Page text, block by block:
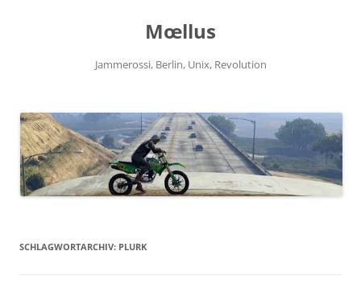
Mœllus
Jammerossi, Berlin, Unix, Revolution
SCHLAGWORTARCHIV: PLURK